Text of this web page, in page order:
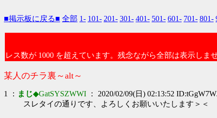
■掲示板に戻る■ 全部 1- 101- 201- 301- 401- 501- 601- 701- 801-
レス数が 1000 を超えています。残念ながら全部は表示しませ
某人のチラ裏～alt～
1 ： まじ◆GatSYSZWWI ： 2020/02/09(日) 02:13:52
スレタイの通りです、よろしくお願いいたします＞＜